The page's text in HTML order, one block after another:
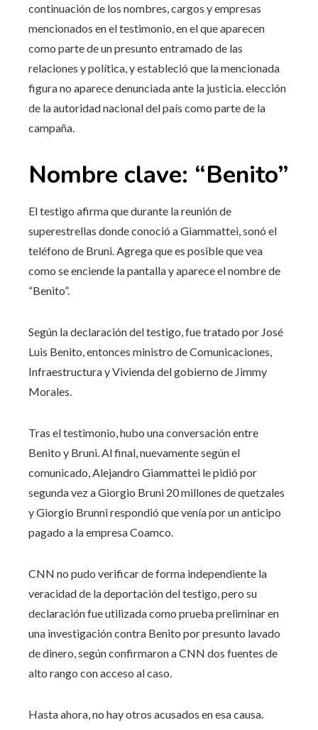
continuación de los nombres, cargos y empresas
mencionados en el testimonio, en el que aparecen
como parte de un presunto entramado de las
relaciones y política, y estableció que la mencionada
figura no aparece denunciada ante la justicia. elección
de la autoridad nacional del país como parte de la
campaña.
Nombre clave: “Benito”
El testigo afirma que durante la reunión de
superestrellas donde conoció a Giammattei, sonó el
teléfono de Bruni. Agrega que es posible que vea
como se enciende la pantalla y aparece el nombre de
“Benito”.
Según la declaración del testigo, fue tratado por José
Luis Benito, entonces ministro de Comunicaciones,
Infraestructura y Vivienda del gobierno de Jimmy
Morales.
Tras el testimonio, hubo una conversación entre
Benito y Bruni. Al final, nuevamente según el
comunicado, Alejandro Giammattei le pidió por
segunda vez a Giorgio Bruni 20 millones de quetzales
y Giorgio Brunni respondió que venía por un anticipo
pagado a la empresa Coamco.
CNN no pudo verificar de forma independiente la
veracidad de la deportación del testigo, pero su
declaración fue utilizada como prueba preliminar en
una investigación contra Benito por presunto lavado
de dinero, según confirmaron a CNN dos fuentes de
alto rango con acceso al caso.
Hasta ahora, no hay otros acusados ​​en esa causa.